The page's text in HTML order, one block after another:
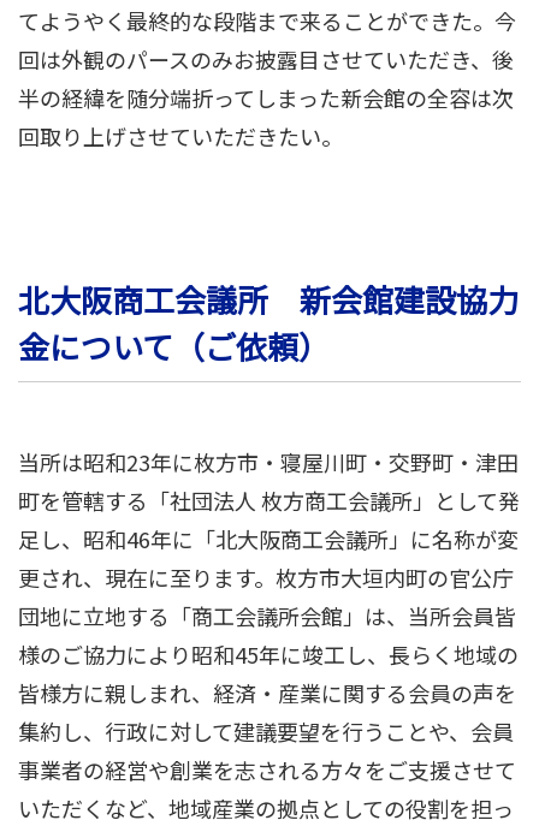
てようやく最終的な段階まで来ることができた。今
回は外観のパースのみお披露目させていただき、後
半の経緯を随分端折ってしまった新会館の全容は次
回取り上げさせていただきたい。
北大阪商工会議所 新会館建設協力
金について（ご依頼）
当所は昭和23年に枚方市・寝屋川町・交野町・津田
町を管轄する「社団法人 枚方商工会議所」として発
足し、昭和46年に「北大阪商工会議所」に名称が変
更され、現在に至ります。枚方市大垣内町の官公庁
団地に立地する「商工会議所会館」は、当所会員皆
様のご協力により昭和45年に竣工し、長らく地域の
皆様方に親しまれ、経済・産業に関する会員の声を
集約し、行政に対して建議要望を行うことや、会員
事業者の経営や創業を志される方々をご支援させて
いただくなど、地域産業の拠点としての役割を担っ